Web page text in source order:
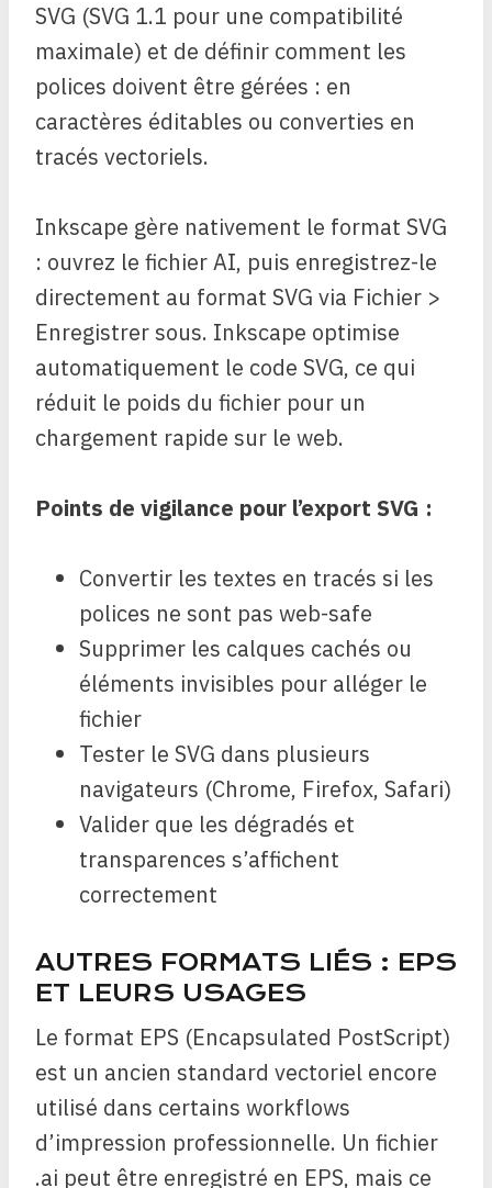
SVG (SVG 1.1 pour une compatibilité
maximale) et de définir comment les
polices doivent être gérées : en
caractères éditables ou converties en
tracés vectoriels.
Inkscape gère nativement le format SVG
: ouvrez le fichier AI, puis enregistrez-le
directement au format SVG via Fichier >
Enregistrer sous. Inkscape optimise
automatiquement le code SVG, ce qui
réduit le poids du fichier pour un
chargement rapide sur le web.
Points de vigilance pour l’export SVG :
Convertir les textes en tracés si les
polices ne sont pas web-safe
Supprimer les calques cachés ou
éléments invisibles pour alléger le
fichier
Tester le SVG dans plusieurs
navigateurs (Chrome, Firefox, Safari)
Valider que les dégradés et
transparences s’affichent
correctement
AUTRES FORMATS LIÉS : EPS
ET LEURS USAGES
Le format EPS (Encapsulated PostScript)
est un ancien standard vectoriel encore
utilisé dans certains workflows
d’impression professionnelle. Un fichier
.ai peut être enregistré en EPS, mais ce